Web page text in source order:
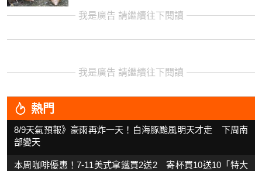
我是廣告 請繼續往下閱讀
我是廣告 請繼續往下閱讀
熱門
8/9天氣預報》豪雨再炸一天！白海豚颱風明天才走 下周南
部變天
本周咖啡優惠！7-11美式拿鐵買2送2 寄杯買10送10「特大